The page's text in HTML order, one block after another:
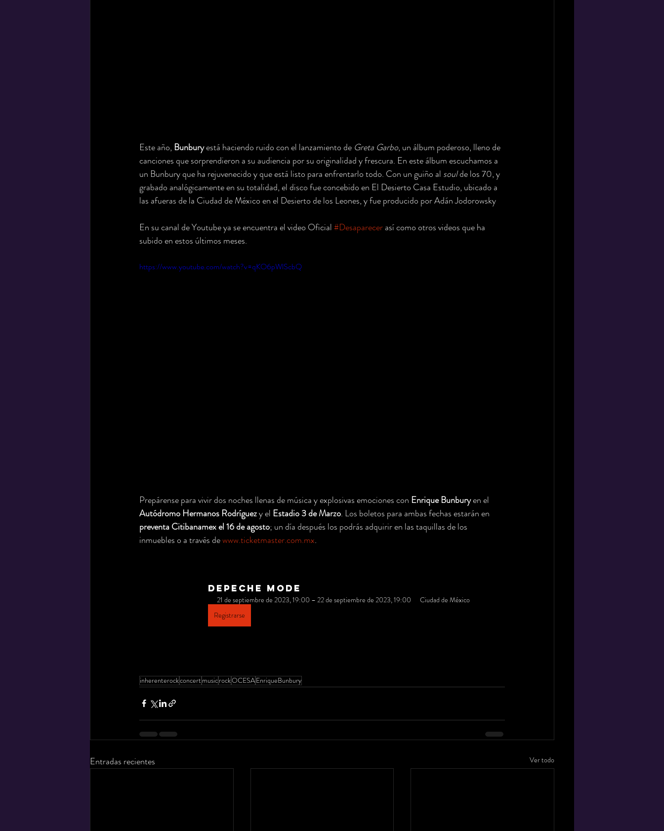
Este año, Bunbury está haciendo ruido con el lanzamiento de Greta Garbo, un álbum poderoso, lleno de
canciones que sorprendieron a su audiencia por su originalidad y frescura. En este álbum escuchamos a
un Bunbury que ha rejuvenecido y que está listo para enfrentarlo todo. Con un guiño al soul de los 70, y
grabado analógicamente en su totalidad, el disco fue concebido en El Desierto Casa Estudio, ubicado a
las afueras de la Ciudad de México en el Desierto de los Leones, y fue producido por Adán Jodorowsky
En su canal de Youtube ya se encuentra el video Oficial #Desaparecer así como otros videos que ha
subido en estos últimos meses.
https://www.youtube.com/watch?v=qKO6pWlScbQ
Prepárense para vivir dos noches llenas de música y explosivas emociones con Enrique Bunbury en el
Autódromo Hermanos Rodríguez y el Estadio 3 de Marzo. Los boletos para ambas fechas estarán en
preventa Citibanamex el 16 de agosto; un día después los podrás adquirir en las taquillas de los
inmuebles o a través de www.ticketmaster.com.mx.
DEPECHE MODE
21 de septiembre de 2023, 19:00 – 22 de septiembre de 2023, 19:00
Ciudad de México
Registrarse
inherenterockconcertmusicrockOCESAEnriqueBunbury
Entradas recientes Ver todo